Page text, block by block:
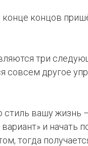
конце концов
три
совсем другое
вашу жизнь
и начать
тогда